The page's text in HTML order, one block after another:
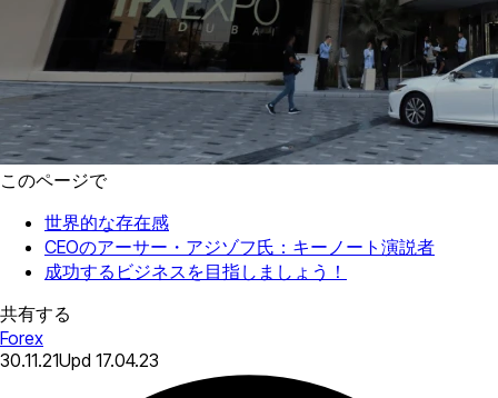
このページで
世界的な存在感
CEOのアーサー・アジゾフ氏：キーノート演説者
成功するビジネスを目指しましょう！
共有する
Forex
30.11.21Upd 17.04.23